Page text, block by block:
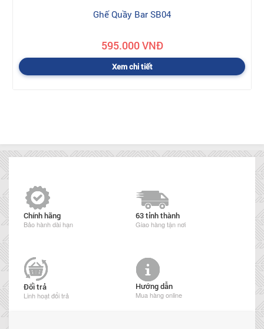
Ghế Quầy Bar SB04
595.000 VNĐ
Xem chi tiết
Chính hãng
Bảo hành dài hạn
63 tỉnh thành
Giao hàng tận nơi
Đổi trả
Linh hoạt đổi trả
Hướng dẫn
Mua hàng online